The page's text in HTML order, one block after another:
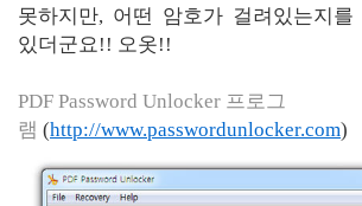
못하지만, 어떤 암호가 걸려있는지를
있더군요!! 오옷!!
PDF Password Unlocker 프로그
램 (http://www.passwordunlocker.com)